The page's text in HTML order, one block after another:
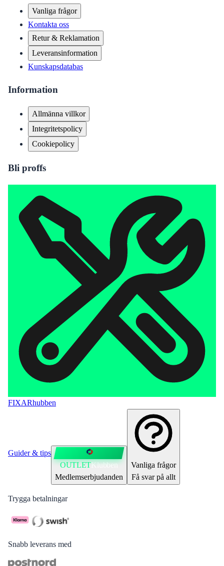
Vanliga frågor
Kontakta oss
Retur & Reklamation
Leveransinformation
Kunskapsdatabas
Information
Allmänna villkor
Integritetspolicy
Cookiepolicy
Bli proffs
FIXARhubben
Guider & tips
OUTLETKlubben
Medlemserbjudanden
Vanliga frågor
Få svar på allt
Trygga betalningar
Snabb leverans med